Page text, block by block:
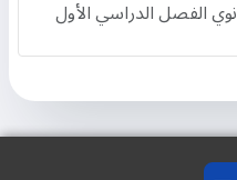
الفصل الدراسي الأول